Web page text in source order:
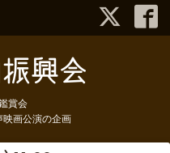
賞会
画公演の企画